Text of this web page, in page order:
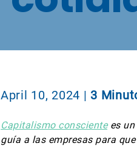
April 10, 2024 | 3
Capitalismo conscientees un
guía a las empresas para